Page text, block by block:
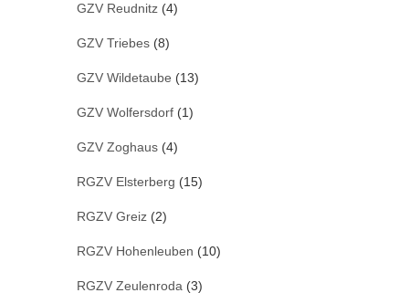
GZV Reudnitz (4)
GZV Triebes (8)
GZV Wildetaube (13)
GZV Wolfersdorf (1)
GZV Zoghaus (4)
RGZV Elsterberg (15)
RGZV Greiz (2)
RGZV Hohenleuben (10)
RGZV Zeulenroda (3)